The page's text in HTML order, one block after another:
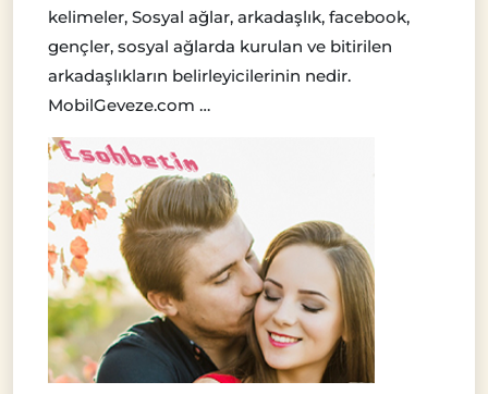
kelimeler, Sosyal ağlar, arkadaşlık, facebook,
gençler, sosyal ağlarda kurulan ve bitirilen
arkadaşlıkların belirleyicilerinin nedir.
MobilGeveze.com …